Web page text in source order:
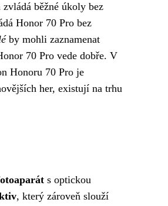
běžné úkoly bez
Honor 70 Pro bez
by mohli zaznamenat
70 Pro vede dobře. V
Honoru 70 Pro je
her, existují na trhu
s optickou
, který zároveň slouží